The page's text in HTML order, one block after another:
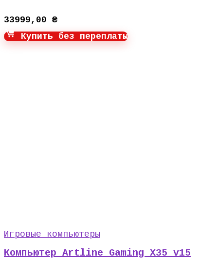
33999,00 ₴
Купить без переплаты
Игровые компьютеры
Компьютер Artline Gaming X35 v15